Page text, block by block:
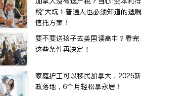
税”大坑！普通人也必须知道的遗嘱
信托方案！
要不要送孩子去美国读高中？看完
这些条件再决定！
家庭护工可以移民加拿大，2025新
政落地，6个月轻松拿永居！